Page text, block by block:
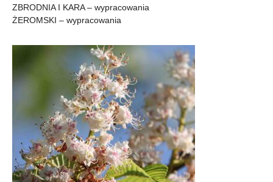
ZBRODNIA I KARA – wypracowania
ŻEROMSKI – wypracowania